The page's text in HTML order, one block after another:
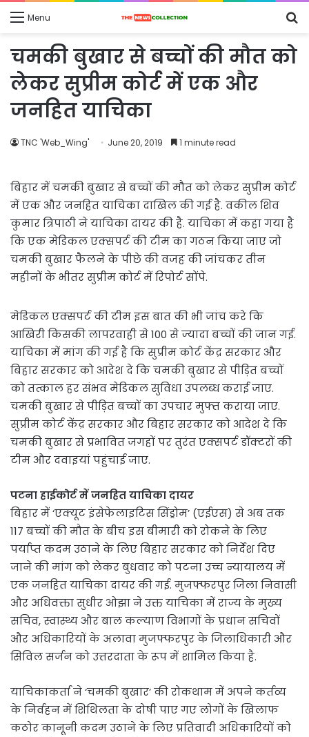
Menu
चमकी बुखार से बच्चों की मौत को
लेकर सुप्रीम कोर्ट में एक और
जनहित याचिका
TNC 'Web_Wing' June 20, 2019 1 minute read
बिहार में चमकी बुखार से बच्चों की मौत को लेकर सुप्रीम कोर्ट
में एक और जनहित याचिका दाखिल की गई है. वकील शिव
कुमार त्रिपाठी ने याचिका दायर की है. याचिका में कहा गया है
कि एक मेडिकल एक्सपर्ट की टीम का गठन किया जाए जो
चमकी बुखार फैलने के पीछे की वजह की जांचकर तीन
महीनों के भीतर सुप्रीम कोर्ट में रिपोर्ट सोंपे.
मेडिकल एक्सपर्ट की टीम इस बात की भी जांच करे कि
आखिरी किसकी लापरवाही से 100 से ज्यादा बच्चों की जान गई.
याचिका में मांग की गई है कि सुप्रीम कोर्ट केंद्र सरकार और
बिहार सरकार को आदेश दे कि चमकी बुखार से पीड़ित बच्चों
को तत्काल हर संभव मेडिकल सुविधा उपलब्ध कराई जाए.
चमकी बुखार से पीड़ित बच्चों का उपचार मुफ्त कराया जाए.
सुप्रीम कोर्ट केंद्र सरकार और बिहार सरकार को आदेश दे कि
चमकी बुखार से प्रभावित जगहों पर तुरंत एक्सपर्ट डॉक्टरों की
टीम और दवाइयां पहुंचाई जाए.
पटना हाईकोर्ट में जनहित याचिका दायर
बिहार में ‘एक्यूट इंसेफेलाइटिस सिंड्रोम’ (एईएस) से अब तक
117 बच्चों की मौत के बीच इस बीमारी को रोकने के लिए
पर्याप्त कदम उठाने के लिए बिहार सरकार को निर्देश दिए
जाने की मांग को लेकर बुधवार को पटना उच्च न्यायालय में
एक जनहित याचिका दायर की गई. मुजफ्फरपुर जिला निवासी
और अधिवक्ता सुधीर ओझा ने उक्त याचिका में राज्य के मुख्य
सचिव, स्वास्थ्य और बाल कल्याण विभागों के प्रधान सचिवों
और अधिकारियों के अलावा मुजफ्फरपुर के जिलाधिकारी और
सिविल सर्जन को उत्तरदाता के रूप में शामिल किया है.
याचिकाकर्ता ने ‘चमकी बुखार’ की रोकथाम में अपने कर्तव्य
के निर्वहन में शिथिलता के दोषी पाए गए लोगों के खिलाफ
कठोर कानूनी कदम उठाने के लिए प्रतिवादी अधिकारियों को